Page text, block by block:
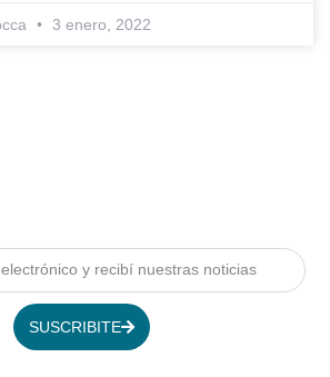
3 enero, 2022
SUSCRIBITE